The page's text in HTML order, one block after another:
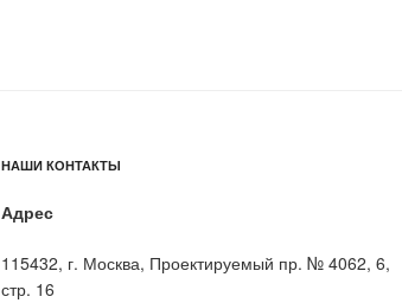
НАШИ КОНТАКТЫ
Адрес
115432, г. Москва, Проектируемый пр. № 4062, 6,
стр. 16